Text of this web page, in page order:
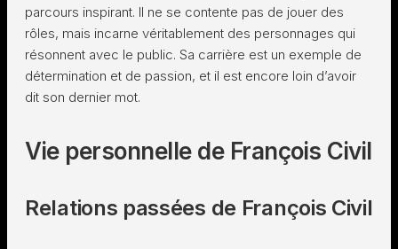
parcours inspirant. Il ne se contente pas de jouer des
rôles, mais incarne véritablement des personnages qui
résonnent avec le public. Sa carrière est un exemple de
détermination et de passion, et il est encore loin d’avoir
dit son dernier mot.
Vie personnelle de François Civil
Relations passées de François Civil